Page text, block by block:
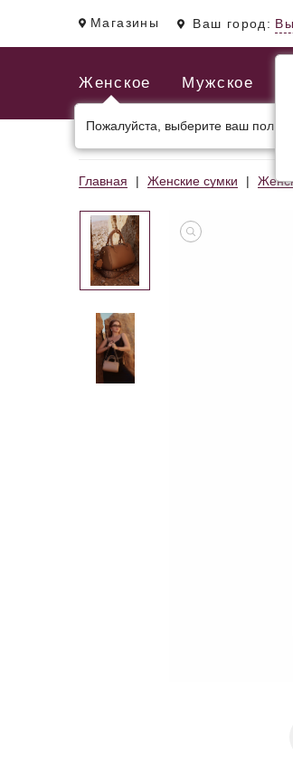
Магазины Ваш город:
Женское Мужское
Пожалуйста, выберите ваш пол.
Главная Женские сумки